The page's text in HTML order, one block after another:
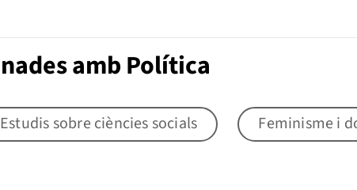
amb Política
Estudis sobre ciències socials Feminisme i